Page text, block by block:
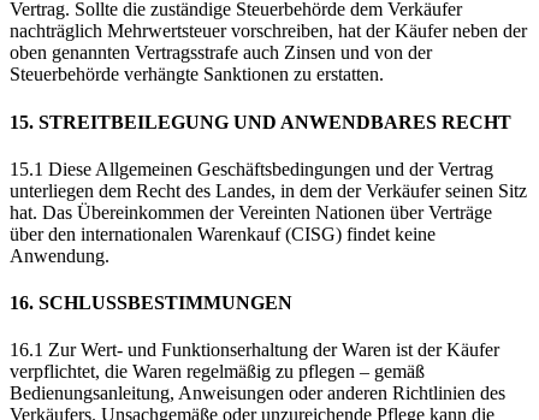
Vertrag. Sollte die zuständige Steuerbehörde dem Verkäufer
nachträglich Mehrwertsteuer vorschreiben, hat der Käufer neben der
oben genannten Vertragsstrafe auch Zinsen und von der
Steuerbehörde verhängte Sanktionen zu erstatten.
15. STREITBEILEGUNG UND ANWENDBARES RECHT
15.1 Diese Allgemeinen Geschäftsbedingungen und der Vertrag
unterliegen dem Recht des Landes, in dem der Verkäufer seinen Sitz
hat. Das Übereinkommen der Vereinten Nationen über Verträge
über den internationalen Warenkauf (CISG) findet keine
Anwendung.
16. SCHLUSSBESTIMMUNGEN
16.1 Zur Wert- und Funktionserhaltung der Waren ist der Käufer
verpflichtet, die Waren regelmäßig zu pflegen – gemäß
Bedienungsanleitung, Anweisungen oder anderen Richtlinien des
Verkäufers. Unsachgemäße oder unzureichende Pflege kann die